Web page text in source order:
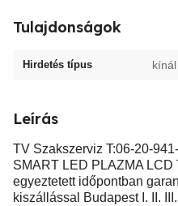
Tulajdonságok
Hirdetés típus kínál
Leírás
TV Szakszerviz T:06-20-
SMART LED PLAZMA
egyeztetett időpontban
kiszállással Budapest I. II.